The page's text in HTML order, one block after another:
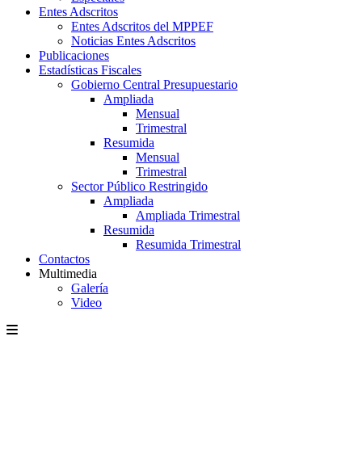
Entes Adscritos
Entes Adscritos del MPPEF
Noticias Entes Adscritos
Publicaciones
Estadísticas Fiscales
Gobierno Central Presupuestario
Ampliada
Mensual
Trimestral
Resumida
Mensual
Trimestral
Sector Público Restringido
Ampliada
Ampliada Trimestral
Resumida
Resumida Trimestral
Contactos
Multimedia
Galería
Video